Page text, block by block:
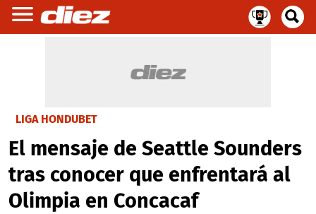
LIGA HONDUBET
El mensaje de Seattle Sounders
tras conocer que enfrentará al
Olimpia en Concacaf